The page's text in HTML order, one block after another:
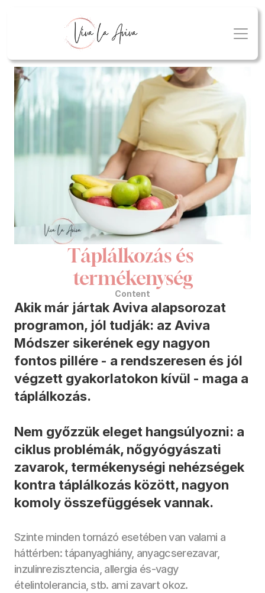
Táplálkozás és
termékenység
Content
Akik már jártak Aviva alapsorozat
programon, jól tudják: az Aviva
Módszer sikerének egy nagyon
fontos pillére - a rendszeresen és jól
végzett gyakorlatokon kívül - maga a
táplálkozás.
Nem győzzük eleget hangsúlyozni: a
ciklus problémák, nőgyógyászati
zavarok, termékenységi nehézségek
kontra táplálkozás között, nagyon
komoly összefüggések vannak.
Szinte minden tornázó esetében van valami a
háttérben: tápanyaghiány, anyagcserezavar,
inzulinrezisztencia, allergia és-vagy
ételintolerancia, stb. ami zavart okoz.